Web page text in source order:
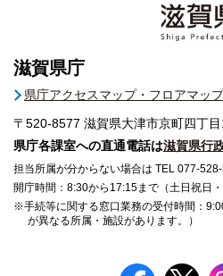
滋賀県庁
県庁アクセスマップ・フロアマップ
〒520-8577 滋賀県大津市京町四丁
県庁各課室への直通電話は滋賀県行
担当所属が分からない場合は TEL 077-
開庁時間：8:30から17:15まで（土日祝日
※手続等に関する窓口業務の受付時間：
が異なる所属・施設があります。）